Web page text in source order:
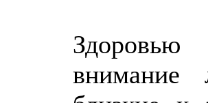
Здоровью